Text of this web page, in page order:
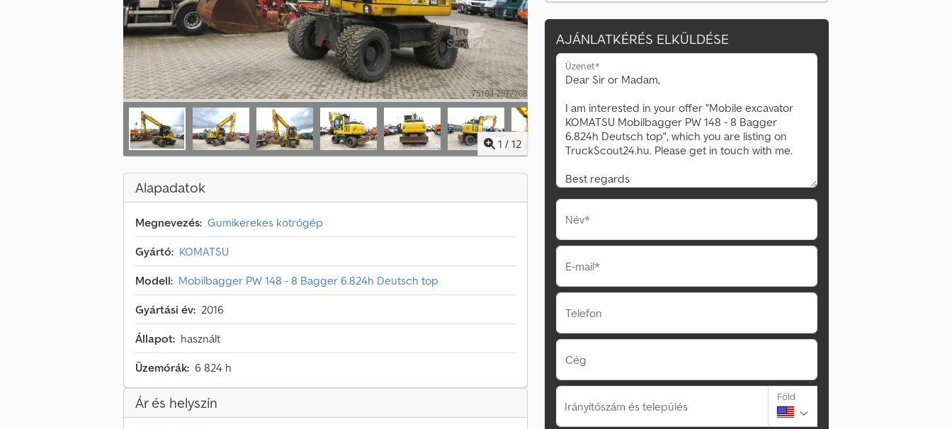
1 / 12
Alapadatok
Megnevezés: Gumikerekes kotrógép
Gyártó: KOMATSU
Modell: Mobilbagger PW 148 - 8 Bagger 6.824h Deutsch top
Gyártási év: 2016
Állapot: használt
Üzemórák: 6 824 h
Ár és helyszín
AJÁNLATKÉRÉS ELKÜLDÉSE
Üzenet*
Név*
E-mail*
Telefon
Cég
Irányítószám és település
Föld